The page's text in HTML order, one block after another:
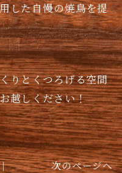
した自慢の焼鳥を提
りとくつろげる空間
越しください！
次のページへ